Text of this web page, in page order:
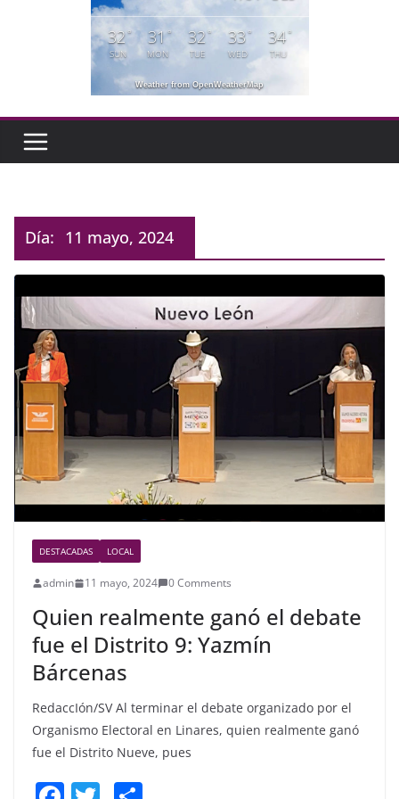
32°
SUN
31°
MON
32°
TUE
33°
WED
34°
THU
Weather from OpenWeatherMap
Día: 11 mayo, 2024
DESTACADAS LOCAL
admin 11 mayo, 2024 0 Comments
Quien realmente ganó el debate
fue el Distrito 9: Yazmín
Bárcenas
RedaccIón/SV Al terminar el debate organizado por el
Organismo Electoral en Linares, quien realmente ganó
fue el Distrito Nueve, pues